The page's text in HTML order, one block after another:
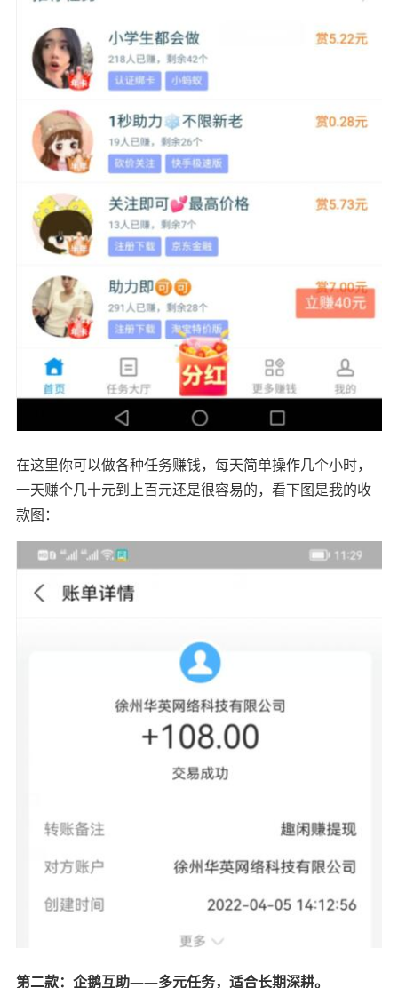
在这里你可以做各种任务赚钱，每天简单操作几个小时，
一天赚个几十元到上百元还是很容易的，看下图是我的收
款图：
第二款：企鹅互助——多元任务，适合长期深耕。